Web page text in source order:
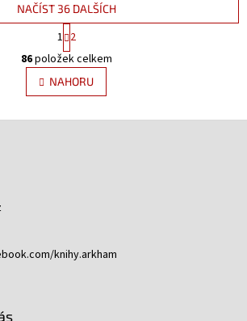
O
v
l
á
v
NAČÍST 36 DALŠÍCH
S
t
r
á
n
k
1 2
86položek celkem
NAHORU
knihy.arkham